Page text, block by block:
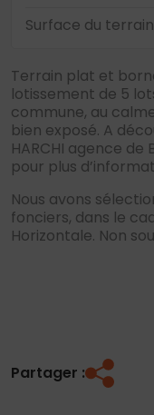
Surface du terrain
Terrain plat et
lotissement de 5
commune, au
bien exposé. A
HARCHI agence de
pour plus
Nous avons
fonciers, dans le
Horizontale. Non
Partager :